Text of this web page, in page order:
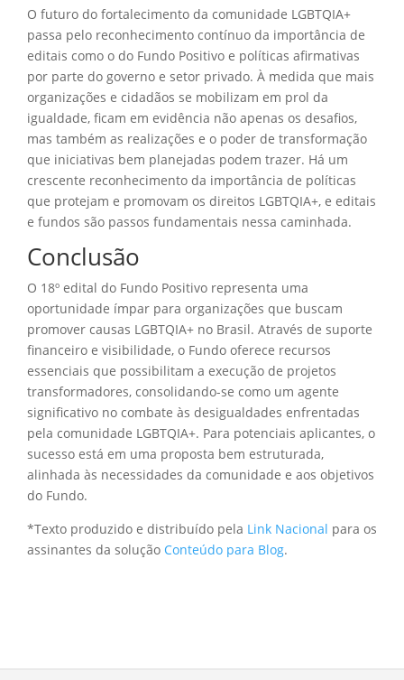
O futuro do fortalecimento da comunidade LGBTQIA+
passa pelo reconhecimento contínuo da importância de
editais como o do Fundo Positivo e políticas afirmativas
por parte do governo e setor privado. À medida que mais
organizações e cidadãos se mobilizam em prol da
igualdade, ficam em evidência não apenas os desafios,
mas também as realizações e o poder de transformação
que iniciativas bem planejadas podem trazer. Há um
crescente reconhecimento da importância de políticas
que protejam e promovam os direitos LGBTQIA+, e editais
e fundos são passos fundamentais nessa caminhada.
Conclusão
O 18º edital do Fundo Positivo representa uma
oportunidade ímpar para organizações que buscam
promover causas LGBTQIA+ no Brasil. Através de suporte
financeiro e visibilidade, o Fundo oferece recursos
essenciais que possibilitam a execução de projetos
transformadores, consolidando-se como um agente
significativo no combate às desigualdades enfrentadas
pela comunidade LGBTQIA+. Para potenciais aplicantes, o
sucesso está em uma proposta bem estruturada,
alinhada às necessidades da comunidade e aos objetivos
do Fundo.
*Texto produzido e distribuído pela Link Nacional para os
assinantes da solução Conteúdo para Blog.